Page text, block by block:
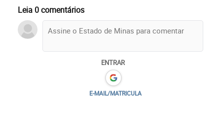
Leia 0 comentários
ENTRAR
E-MAIL/MATRICULA